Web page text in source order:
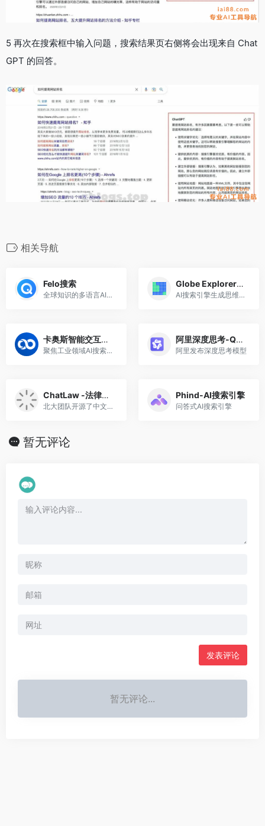
5 再次在搜索框中输入问题，搜索结果页右侧将会出现来自 Chat
GPT 的回答。
相关导航
Felo搜索
全球知识的多语言AI搜索引擎
Globe Explorer-AI搜索引擎
AI搜索引擎生成思维导图
卡奥斯智能交互引擎
聚焦工业领域AI搜索引擎
阿里深度思考-QwQ
阿里发布深度思考模型
ChatLaw -法律大模型
北大团队开源了中文法律大模型，并针对大语言模型和知识库的结合问题给出了法律场景下合理的解决方案。使用了大量法律新闻、法律论坛、法条、司法解释、法律咨询、法考题、判决文书等原始文本来构造对话数据。法律知识注入 自研先验知识约束算法，基于亿级法律领域结构化语料及专业化人工标注进行模型知识注入，确保生成内容无误，避免大模型幻觉问题。
Phind-AI搜索引擎
问答式AI搜索引擎
暂无评论
暂无评论...